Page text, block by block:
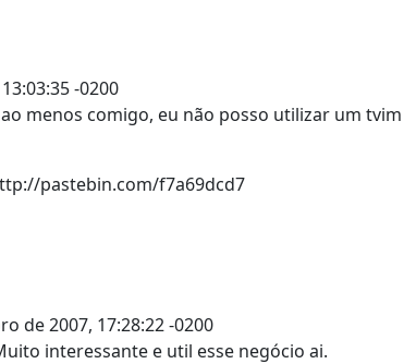
-0200
ao menos comigo, eu não posso utilizar um
pastebin.com/f7a69dcd7
de 2007, 17:28:22 -0200
interessante e util esse negócio ai.